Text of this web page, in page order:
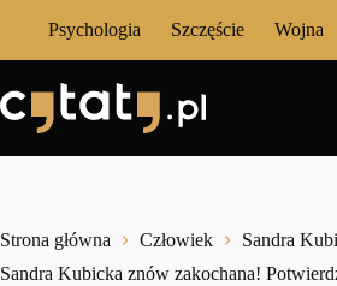
Psychologia Szczęście Wojna
Strona główna Człowiek
Sandra
Sandra Kubicka znów zakochana!